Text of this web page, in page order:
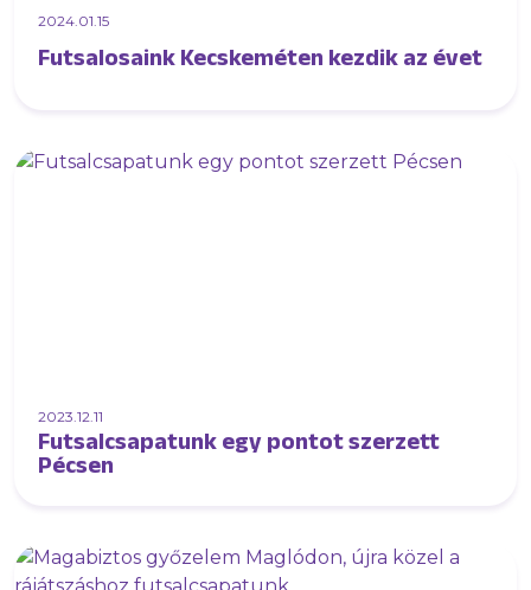
2024.01.15
Futsalosaink Kecskeméten kezdik az évet
2023.12.11
Futsalcsapatunk egy pontot szerzett
Pécsen